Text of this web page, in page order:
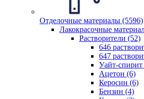
Отделочные материалы (5596)
Лакокрасочные
Растворители (52)
646
647
Уайт-спирит
Ацетон (6)
Керосин (6)
Бензин (4)